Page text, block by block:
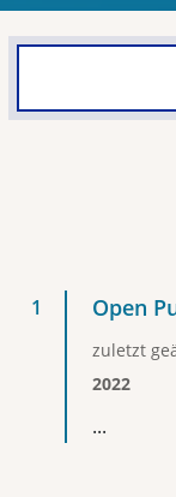
Open
zuletzt
2022
...